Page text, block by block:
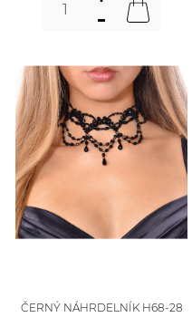
ČERNÝ NÁHRDELNÍK H68-28